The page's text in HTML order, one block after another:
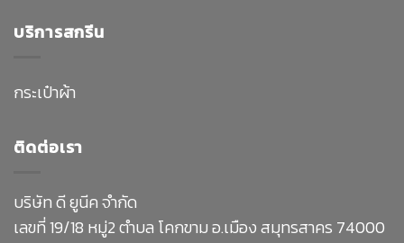
บริการสกรีน
กระเป๋าผ้า
ติดต่อเรา
บริษัท ดี ยูนีค จำกัด
เลขที่ 19/18 หมู่2 ตำบล โคกขาม อ.เมือง สมุทรสาคร 74000